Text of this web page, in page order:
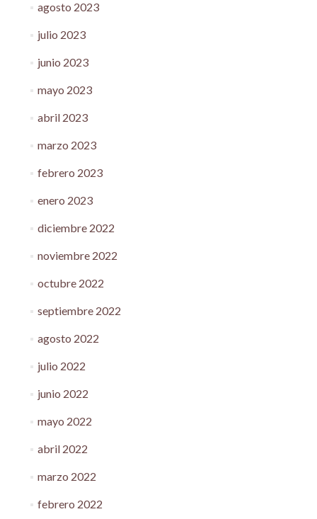
agosto 2023
julio 2023
junio 2023
mayo 2023
abril 2023
marzo 2023
febrero 2023
enero 2023
diciembre 2022
noviembre 2022
octubre 2022
septiembre 2022
agosto 2022
julio 2022
junio 2022
mayo 2022
abril 2022
marzo 2022
febrero 2022